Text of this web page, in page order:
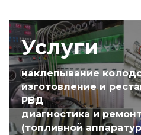
Услуги
наклепывание
изготовление и
РВД
диагностика и
(топливной